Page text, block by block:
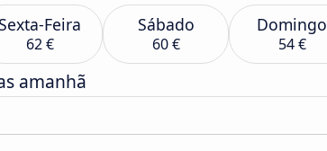
Feira
62 €
Sábado
60 €
Domingo
54 €
amanhã